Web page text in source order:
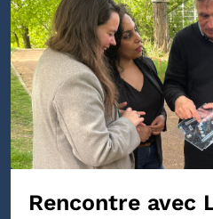
Rencontre avec